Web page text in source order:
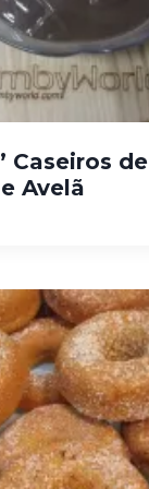
Caseiros de
Avelã